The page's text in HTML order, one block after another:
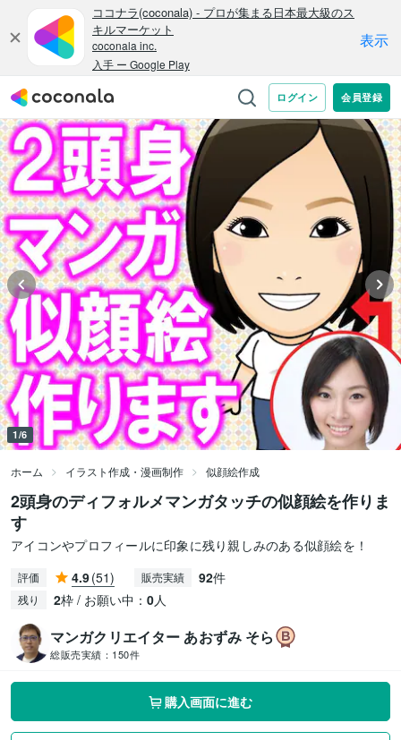
1/6
ホーム イラスト作成・漫画制作 似顔絵作成
2頭身のディフォルメマンガタッチの似顔絵を作りま
す
アイコンやプロフィールに印象に残り親しみのある似顔絵を！
評価 4.9(51) 販売実績 92件
残り 2枠 / お願い中： 0人
マンガクリエイター あおずみ そら
総販売実績： 150件
購入画面に進む